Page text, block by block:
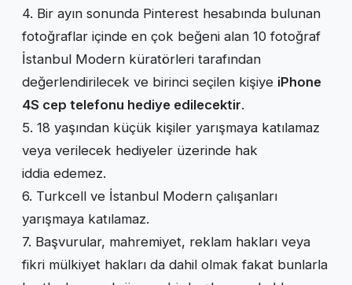
4. Bir ayın sonunda Pinterest hesabında bulunan
fotoğraflar içinde en çok beğeni alan 10 fotoğraf
İstanbul Modern küratörleri tarafından
değerlendirilecek ve birinci seçilen kişiye iPhone
4S cep telefonu hediye edilecektir.
5. 18 yaşından küçük kişiler yarışmaya katılamaz
veya verilecek hediyeler üzerinde hak
iddia edemez.
6. Turkcell ve İstanbul Modern çalışanları
yarışmaya katılamaz.
7. Başvurular, mahremiyet, reklam hakları veya
fikri mülkiyet hakları da dahil olmak fakat bunlarla